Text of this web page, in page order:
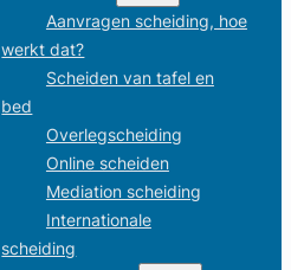
Aanvragen scheiding, hoe
werkt dat?
Scheiden van tafel en
bed
Overlegscheiding
Online scheiden
Mediation scheiding
Internationale
scheiding